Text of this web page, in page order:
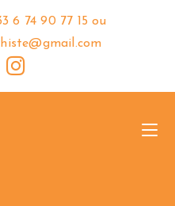
6 74 90 77 15 ou